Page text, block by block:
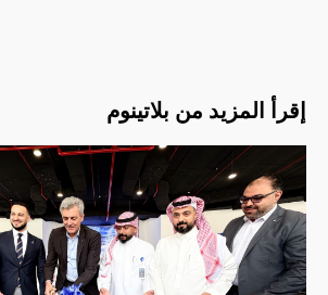
إقرأ المزيد من بلاتينوم